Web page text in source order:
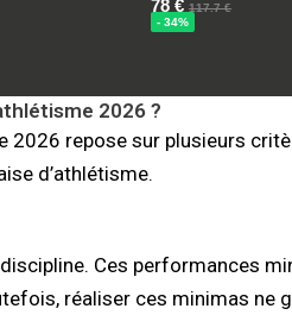
2026 ?
2026 repose sur plusieurs
d’athlétisme.
Ces performances
réaliser ces minimas ne